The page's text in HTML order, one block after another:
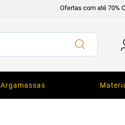
Ofertas com até 70%
Argamassas